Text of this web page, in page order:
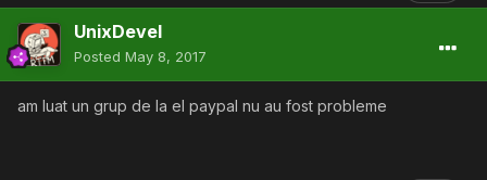
UnixDevel
Posted May 8, 2017
am luat un grup de la el paypal nu au fost probleme